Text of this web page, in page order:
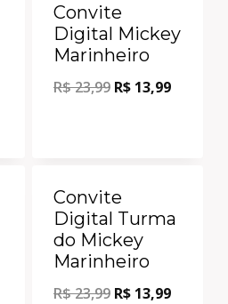
Convite
Digital Mickey
Marinheiro
R$23,99 R$ 13,99
Convite
Digital Turma
do Mickey
Marinheiro
R$23,99 R$ 13,99